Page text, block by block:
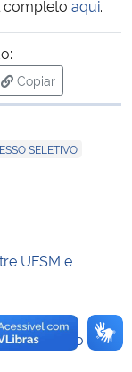
completo aqui.
Copiar
para área de
SELETIVO
UFSM e
de